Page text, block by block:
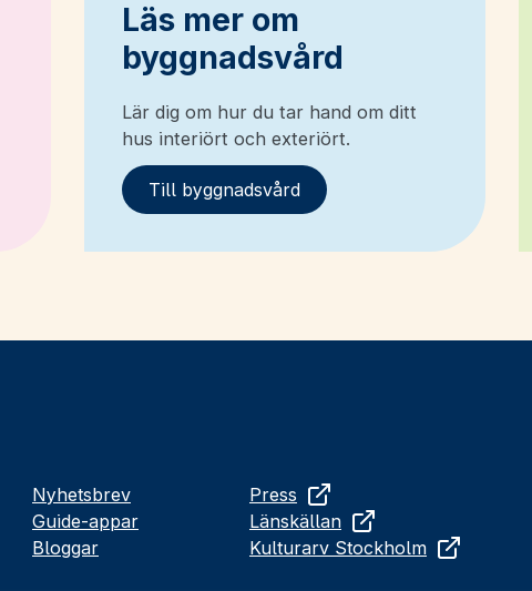
Läs mer om
byggnadsvård
Lär dig om hur du tar hand om ditt
hus interiört och exteriört.
Till byggnadsvård
Nyhetsbrev
Guide-appar
Bloggar
Press
Länskällan
Kulturarv Stockholm